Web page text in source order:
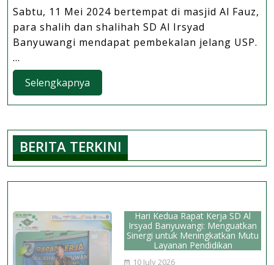
Sabtu, 11 Mei 2024 bertempat di masjid Al Fauz,
para shalih dan shalihah SD Al Irsyad
Banyuwangi mendapat pembekalan jelang USP.
...
Selengkapnya
BERITA TERKINI
Hari Kedua Rapat Kerja SD Al
Irsyad Banyuwangi: Menguatkan
Sinergi untuk Meningkatkan Mutu
Layanan Pendidikan
10 July 2026